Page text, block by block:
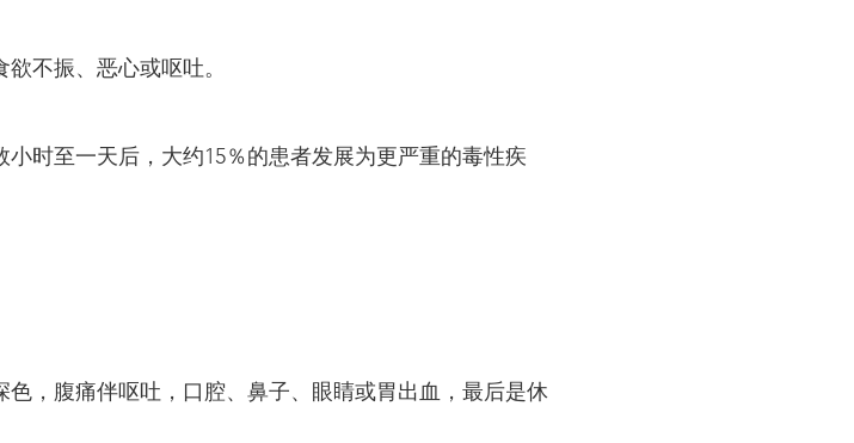
不振、恶心或呕吐。
时至一天后，大约15％的患者发展为更严重的毒性疾
，腹痛伴呕吐，口腔、鼻子、眼睛或胃出血，最后是休